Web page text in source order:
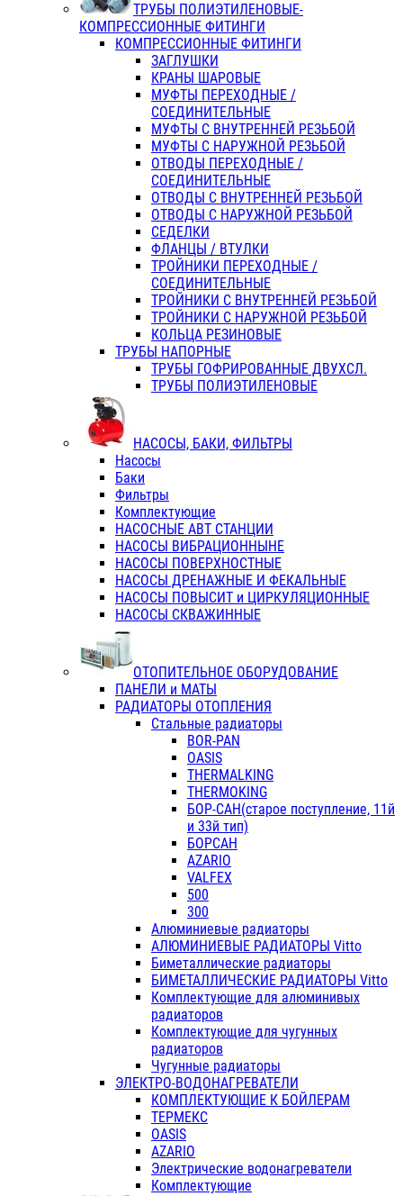
ТРУБЫ ПОЛИЭТИЛЕНОВЫЕ-
КОМПРЕССИОННЫЕ ФИТИНГИ
КОМПРЕССИОННЫЕ ФИТИНГИ
ЗАГЛУШКИ
КРАНЫ ШАРОВЫЕ
МУФТЫ ПЕРЕХОДНЫЕ /
СОЕДИНИТЕЛЬНЫЕ
МУФТЫ С ВНУТРЕННЕЙ РЕЗЬБОЙ
МУФТЫ С НАРУЖНОЙ РЕЗЬБОЙ
ОТВОДЫ ПЕРЕХОДНЫЕ /
СОЕДИНИТЕЛЬНЫЕ
ОТВОДЫ С ВНУТРЕННЕЙ РЕЗЬБОЙ
ОТВОДЫ С НАРУЖНОЙ РЕЗЬБОЙ
СЕДЕЛКИ
ФЛАНЦЫ / ВТУЛКИ
ТРОЙНИКИ ПЕРЕХОДНЫЕ /
СОЕДИНИТЕЛЬНЫЕ
ТРОЙНИКИ С ВНУТРЕННЕЙ РЕЗЬБОЙ
ТРОЙНИКИ С НАРУЖНОЙ РЕЗЬБОЙ
КОЛЬЦА РЕЗИНОВЫЕ
ТРУБЫ НАПОРНЫЕ
ТРУБЫ ГОФРИРОВАННЫЕ ДВУХСЛ.
ТРУБЫ ПОЛИЭТИЛЕНОВЫЕ
НАСОСЫ, БАКИ, ФИЛЬТРЫ
Насосы
Баки
Фильтры
Комплектующие
НАСОСНЫЕ АВТ СТАНЦИИ
НАСОСЫ ВИБРАЦИОННЫНЕ
НАСОСЫ ПОВЕРХНОСТНЫЕ
НАСОСЫ ДРЕНАЖНЫЕ И ФЕКАЛЬНЫЕ
НАСОСЫ ПОВЫСИТ и ЦИРКУЛЯЦИОННЫЕ
НАСОСЫ СКВАЖИННЫЕ
ОТОПИТЕЛЬНОЕ ОБОРУДОВАНИЕ
ПАНЕЛИ и МАТЫ
РАДИАТОРЫ ОТОПЛЕНИЯ
Стальные радиаторы
BOR-PAN
OASIS
THERMALKING
THERMOKING
БОР-САН(старое поступление, 11й
и 33й тип)
БОРСАН
AZARIO
VALFEX
500
300
Алюминиевые радиаторы
АЛЮМИНИЕВЫЕ РАДИАТОРЫ Vitto
Биметаллические радиаторы
БИМЕТАЛЛИЧЕСКИЕ РАДИАТОРЫ Vitto
Комплектующие для алюминивых
радиаторов
Комплектующие для чугунных
радиаторов
Чугунные радиаторы
ЭЛЕКТРО-ВОДОНАГРЕВАТЕЛИ
КОМПЛЕКТУЮЩИЕ К БОЙЛЕРАМ
ТЕРМЕКС
OASIS
AZARIO
Электрические водонагреватели
Комплектующие